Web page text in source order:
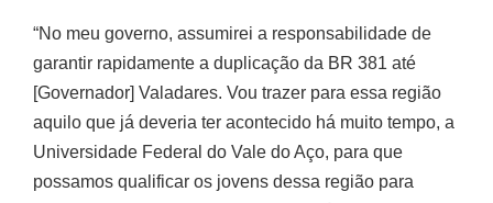
“No meu governo, assumirei a responsabilidade de
garantir rapidamente a duplicação da BR 381 até
[Governador] Valadares. Vou trazer para essa região
aquilo que já deveria ter acontecido há muito tempo, a
Universidade Federal do Vale do Aço, para que possamos
qualificar os jovens dessa região para atividades que